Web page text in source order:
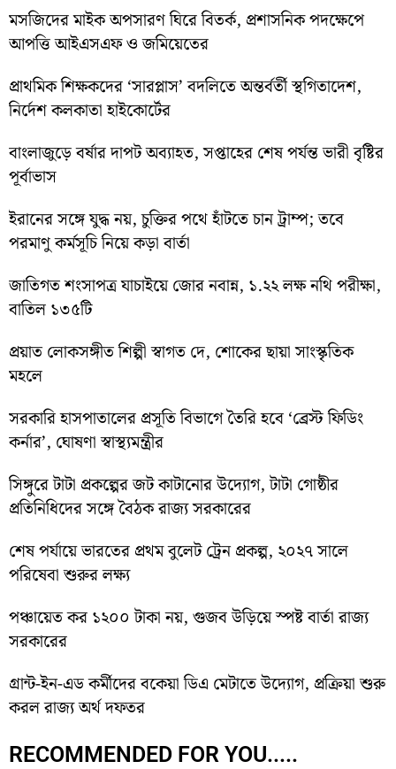
মসজিদের মাইক অপসারণ ঘিরে বিতর্ক, প্রশাসনিক পদক্ষেপে
আপত্তি আইএসএফ ও জমিয়েতের
প্রাথমিক শিক্ষকদের ‘সারপ্লাস’ বদলিতে অন্তর্বর্তী স্থগিতাদেশ,
নির্দেশ কলকাতা হাইকোর্টের
বাংলাজুড়ে বর্ষার দাপট অব্যাহত, সপ্তাহের শেষ পর্যন্ত ভারী বৃষ্টির
পূর্বাভাস
ইরানের সঙ্গে যুদ্ধ নয়, চুক্তির পথে হাঁটতে চান ট্রাম্প; তবে
পরমাণু কর্মসূচি নিয়ে কড়া বার্তা
জাতিগত শংসাপত্র যাচাইয়ে জোর নবান্ন, ১.২২ লক্ষ নথি পরীক্ষা,
বাতিল ১৩৫টি
প্রয়াত লোকসঙ্গীত শিল্পী স্বাগত দে, শোকের ছায়া সাংস্কৃতিক
মহলে
সরকারি হাসপাতালের প্রসূতি বিভাগে তৈরি হবে ‘ব্রেস্ট ফিডিং
কর্নার’, ঘোষণা স্বাস্থ্যমন্ত্রীর
সিঙ্গুরে টাটা প্রকল্পের জট কাটানোর উদ্যোগ, টাটা গোষ্ঠীর
প্রতিনিধিদের সঙ্গে বৈঠক রাজ্য সরকারের
শেষ পর্যায়ে ভারতের প্রথম বুলেট ট্রেন প্রকল্প, ২০২৭ সালে
পরিষেবা শুরুর লক্ষ্য
পঞ্চায়েত কর ১২০০ টাকা নয়, গুজব উড়িয়ে স্পষ্ট বার্তা রাজ্য
সরকারের
গ্রান্ট-ইন-এড কর্মীদের বকেয়া ডিএ মেটাতে উদ্যোগ, প্রক্রিয়া শুরু
করল রাজ্য অর্থ দফতর
RECOMMENDED FOR YOU.....